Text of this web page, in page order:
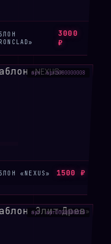
3000
₽
«NEXUS» 1500 ₽
арт. арт0000000008
арт. арт0000000010